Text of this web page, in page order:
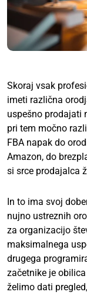
Skoraj vsak
imeti različna
uspešno prodajati
pri tem močno
FBA napak do
Amazon, do
si srce prodajalca
In to ima svoj
nujno ustreznih
za organizacijo
maksimalnega
drugega
začetnike je
želimo dati